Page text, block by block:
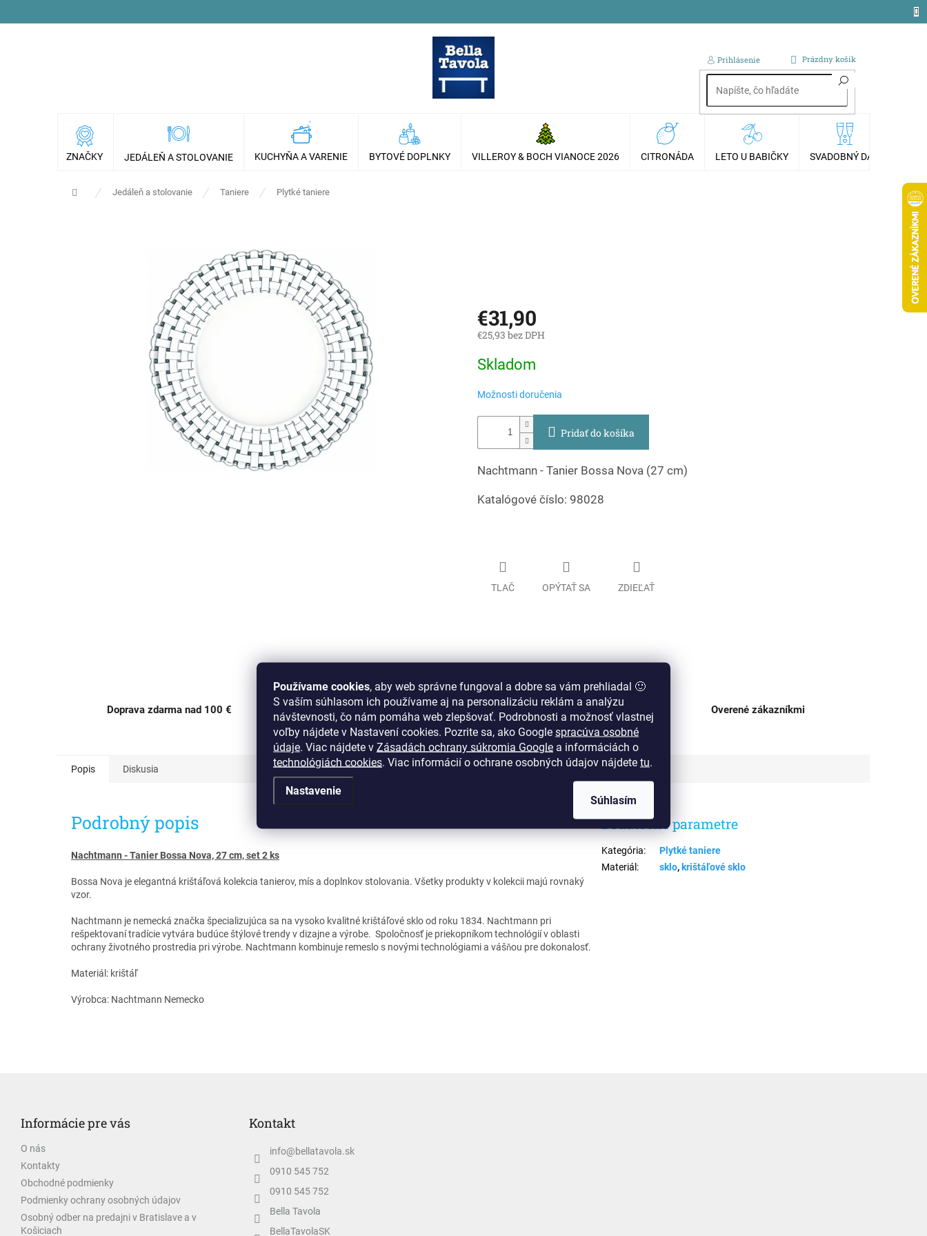
Používame cookies, aby web správne fungoval a dobre sa vám prehliadal 🙂
S vaším súhlasom ich používame aj na personalizáciu reklám a analýzu
návštevnosti, čo nám pomáha web zlepšovať. Podrobnosti a možnosť vlastnej
voľby nájdete v Nastavení cookies. Pozrite sa, ako Google spracúva osobné
údaje. Viac nájdete v Zásadách ochrany súkromia Google a informáciách o
technológiách cookies. Viac informácií o ochrane osobných údajov nájdete tu.
Nastavenie
Súhlasím
Prihlásenie
NÁKUPNÝ
KOŠÍK
Prázdny košík
ZNAČKY JEDÁLEŇ A STOLOVANIE KUCHYŇA A VARENIE BYTOVÉ DOPLNKY VILLEROY & BOCH VIANOCE 2026 CITRONÁDA LETO U BABIČKY SVADOBNÝ DAR
Domov Jedáleň a stolovanie Taniere Plytké taniere
€31,90
€25,93 bez DPH
cena:
Skladom
Možnosti doručenia
Pridať do košíka
Nachtmann - Tanier Bossa Nova (27 cm)
Katalógové číslo: 98028
TLAČ OPÝTAŤ SA ZDIEĽAŤ
Doprava zdarma nad 100 € 2 kamenné predajne
OC Avion Bratislava, OC Optima Košice
Osobný odber možný na predajni Overené zákazníkmi
Popis Diskusia
Podrobný popis
Nachtmann - Tanier Bossa Nova, 27 cm, set 2 ks
Bossa Nova je elegantná krištáľová kolekcia tanierov, mís a doplnkov stolovania. Všetky produkty v kolekcii majú rovnaký
vzor.
Nachtmann je nemecká značka špecializujúca sa na vysoko kvalitné krištáľové sklo od roku 1834. Nachtmann pri
rešpektovaní tradície vytvára budúce štýlové trendy v dizajne a výrobe. Spoločnosť je priekopníkom technológií v oblasti
ochrany životného prostredia pri výrobe. Nachtmann kombinuje remeslo s novými technológiami a vášňou pre dokonalosť.
Materiál: krištáľ
Výrobca: Nachtmann Nemecko
Dodatočné parametre
Kategória:
Plytké taniere
Materiál : sklo, krištáľové sklo
Informácie pre vás
O nás
Kontakty
Obchodné podmienky
Podmienky ochrany osobných údajov
Osobný odber na predajni v Bratislave a v
Košiciach
Kontakt
info@bellatavola.sk
0910 545 752
0910 545 752
Bella Tavola
BellaTavolaSK